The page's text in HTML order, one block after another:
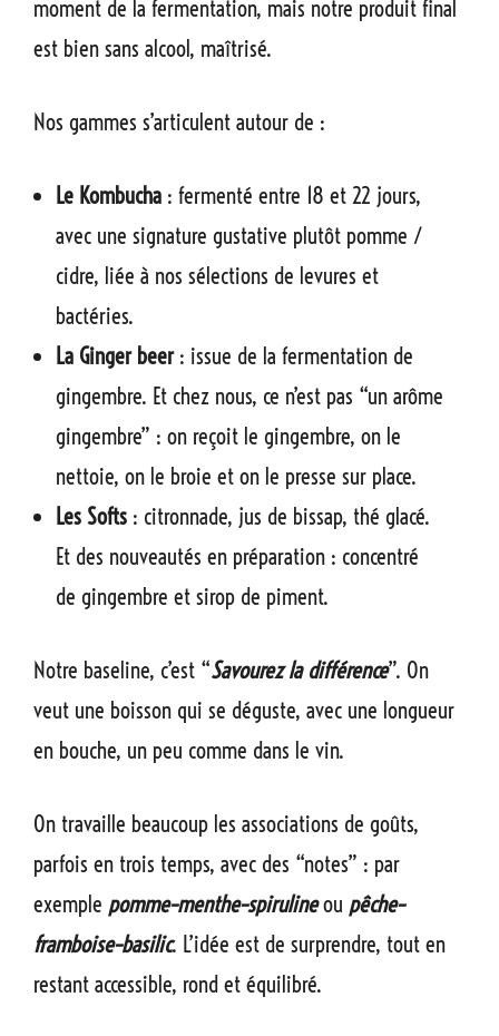
moment de la fermentation, mais notre produit final
est bien sans alcool, maîtrisé.
Nos gammes s’articulent autour de :
Le Kombucha : fermenté entre 18 et 22 jours,
avec une signature gustative plutôt pomme /
cidre, liée à nos sélections de levures et
bactéries.
La Ginger beer: issue de la fermentation de
gingembre. Et chez nous, ce n’est pas “un arôme
gingembre” : on reçoit le gingembre, on le
nettoie, on le broie et on le presse sur place.
Les Softs : citronnade, jus de bissap, thé glacé.
Et des nouveautés en préparation : concentré
de gingembre et sirop de piment.
Notre baseline, c’est “Savourez la différence”. On
veut une boisson qui se déguste, avec une longueur
en bouche, un peu comme dans le vin.
On travaille beaucoup les associations de goûts,
parfois en trois temps, avec des “notes” : par
exemple pomme–menthe–spirulineou pêche–
framboise–basilic. L’idée est de surprendre, tout en
restant accessible, rond et équilibré.